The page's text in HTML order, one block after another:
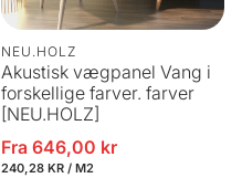
NEU.HOLZ
Akustisk vægpanel Vang i
forskellige farver. farver
[NEU.HOLZ]
Udsalgspris
Fra 646,00 kr
STYKPRIS
240,28 KR / PR.
M2